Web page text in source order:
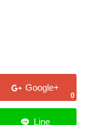
0